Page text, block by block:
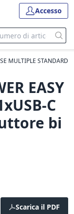
Accesso
MULTIPLE STANDARD
EASY
C
bi
Scarica il PDF